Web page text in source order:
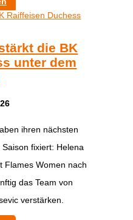
die BK
unter dem
ihren nächsten
fixiert: Helena
Flames Women nach
das Team von
verstärken.